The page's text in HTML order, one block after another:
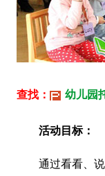
查找： 幼儿园
活动目标：
通过看看、说